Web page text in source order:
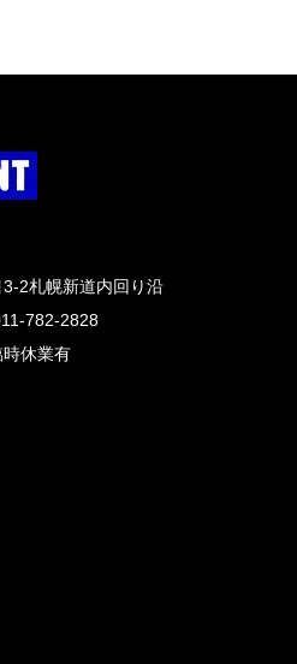
2札幌新道内回り沿
782-2828
休業有